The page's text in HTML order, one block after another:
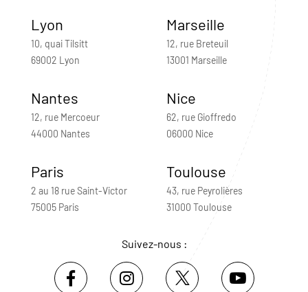
Lyon
10, quai Tilsitt
69002 Lyon
Marseille
12, rue Breteuil
13001 Marseille
Nantes
12, rue Mercoeur
44000 Nantes
Nice
62, rue Gioffredo
06000 Nice
Paris
2 au 18 rue Saint-Victor
75005 Paris
Toulouse
43, rue Peyrolières
31000 Toulouse
Suivez-nous :